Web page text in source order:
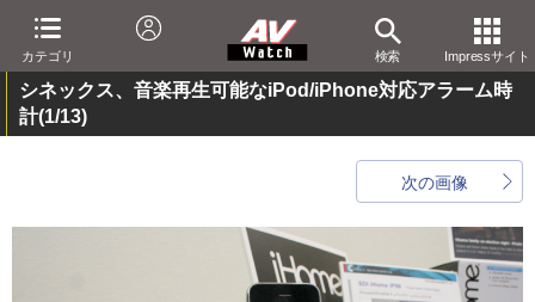
カテゴリ 検索 Impressサイト
シネックス、音楽再生可能なiPod/iPhone対応アラーム時
計(1/13)
次の画像